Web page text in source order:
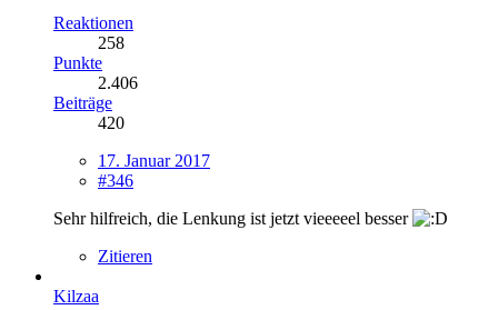
Reaktionen
258
Punkte
2.406
Beiträge
420
17. Januar 2017
#346
Sehr hilfreich, die Lenkung ist jetzt vieeeeel besser
Zitieren
Kilzaa